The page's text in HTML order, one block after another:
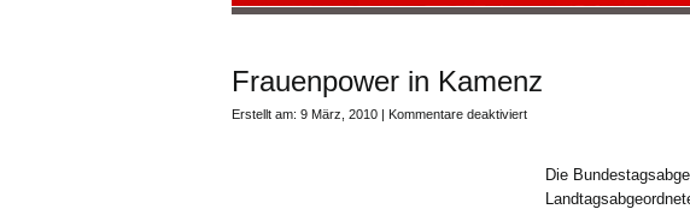
Frauenpower in Kamenz
Erstellt am: 9 März, 2010 | Kommentare deaktiviertfür
Kamenz
Die